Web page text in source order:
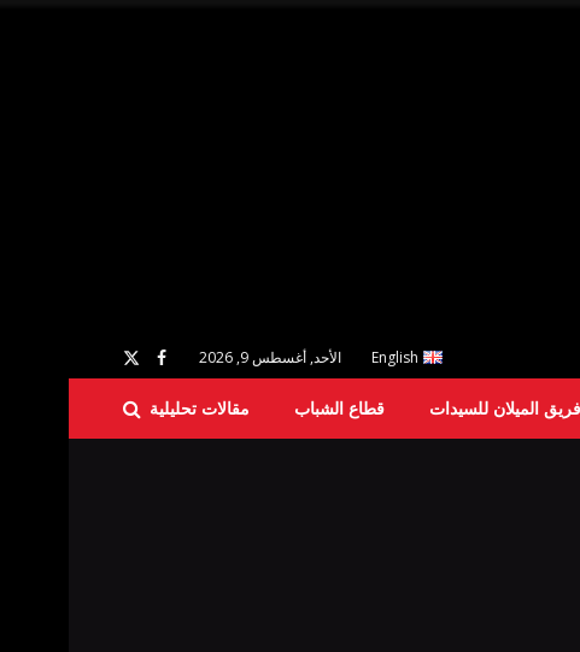
English الأحد, أغسطس 9, 2026
فريق الميلان للسيدات قطاع الشباب مقالات تحليلية